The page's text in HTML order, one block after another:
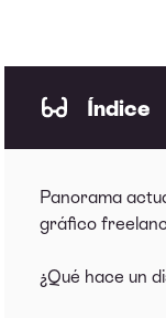
Índice
Panorama
gráfico
¿Qué hace un